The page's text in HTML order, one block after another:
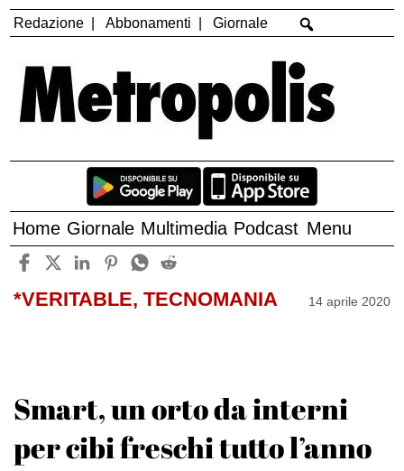
Redazione Abbonamenti Giornale
Home Giornale Multimedia Podcast Menu
*VERITABLE, TECNOMANIA 14 aprile 2020
Smart, un orto da interni
per cibi freschi tutto l’anno